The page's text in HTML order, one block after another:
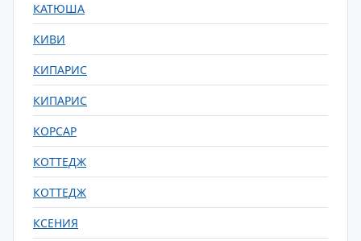
КАТЮША
КИВИ
КИПАРИС
КИПАРИС
КОРСАР
КОТТЕДЖ
КОТТЕДЖ
КСЕНИЯ